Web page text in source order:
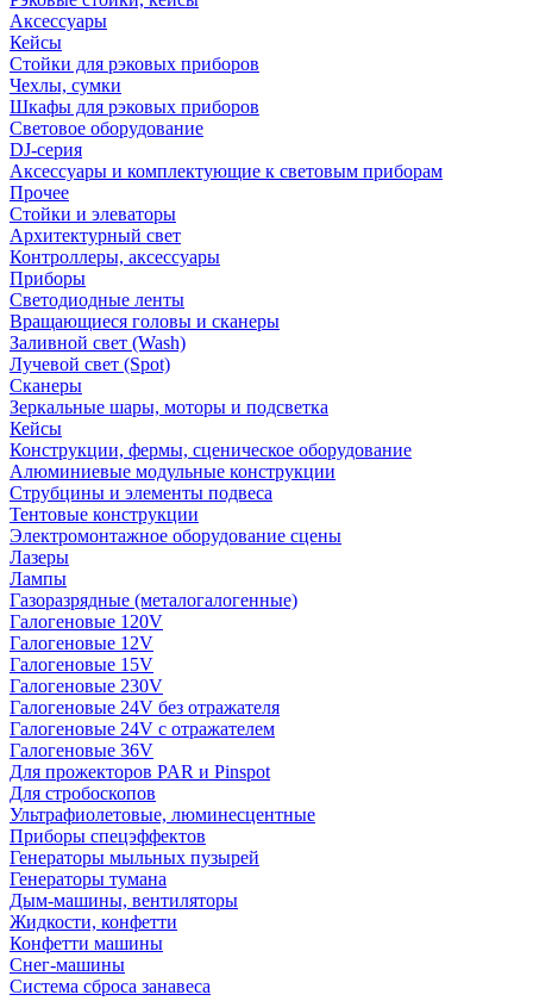
Аксессуары
Кейсы
Стойки для рэковых приборов
Чехлы, сумки
Шкафы для рэковых приборов
Световое оборудование
DJ-серия
Аксессуары и комплектующие к световым приборам
Прочее
Стойки и элеваторы
Архитектурный свет
Контроллеры, аксессуары
Приборы
Светодиодные ленты
Вращающиеся головы и сканеры
Заливной свет (Wash)
Лучевой свет (Spot)
Сканеры
Зеркальные шары, моторы и подсветка
Кейсы
Конструкции, фермы, сценическое оборудование
Алюминиевые модульные конструкции
Струбцины и элементы подвеса
Тентовые конструкции
Электромонтажное оборудование сцены
Лазеры
Лампы
Газоразрядные (металогалогенные)
Галогеновые 120V
Галогеновые 12V
Галогеновые 15V
Галогеновые 230V
Галогеновые 24V без отражателя
Галогеновые 24V с отражателем
Галогеновые 36V
Для прожекторов PAR и Pinspot
Для стробоскопов
Ультрафиолетовые, люминесцентные
Приборы спецэффектов
Генераторы мыльных пузырей
Генераторы тумана
Дым-машины, вентиляторы
Жидкости, конфетти
Конфетти машины
Снег-машины
Система сброса занавеса